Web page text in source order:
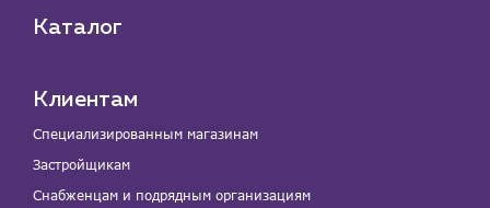
Каталог
Клиентам
Специализированным магазинам
Застройщикам
Снабженцам и подрядным организациям